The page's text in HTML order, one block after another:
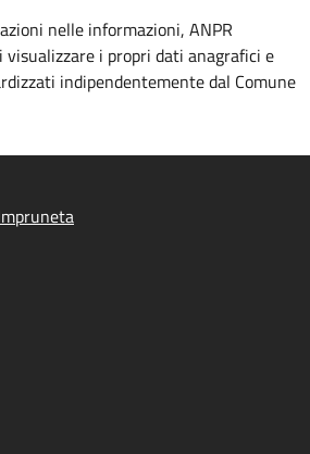
nelle informazioni, ANPR
i propri dati anagrafici e
indipendentemente dal Comune